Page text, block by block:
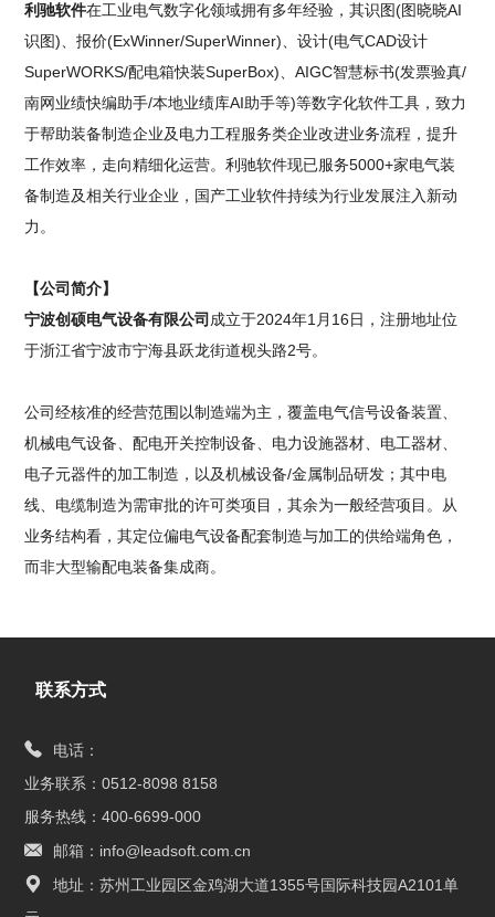
利驰软件在工业电气数字化领域拥有多年经验，其识图(图晓晓AI
识图)、报价(ExWinner/SuperWinner)、设计(电气CAD设计
SuperWORKS/配电箱快装SuperBox)、AIGC智慧标书(发票验真/
南网业绩快编助手/本地业绩库AI助手等)等数字化软件工具，致力
于帮助装备制造企业及电力工程服务类企业改进业务流程，提升
工作效率，走向精细化运营。利驰软件现已服务5000+家电气装
备制造及相关行业企业，国产工业软件持续为行业发展注入新动
力。
【公司简介】
宁波创硕电气设备有限公司 成立于2024年1月16日，注册地址位
于浙江省宁波市宁海县跃龙街道枧头路2号。
公司经核准的经营范围以制造端为主，覆盖电气信号设备装置、
机械电气设备、配电开关控制设备、电力设施器材、电工器材、
电子元器件的加工制造，以及机械设备/金属制品研发；其中电
线、电缆制造为需审批的许可类项目，其余为一般经营项目。从
业务结构看，其定位偏电气设备配套制造与加工的供给端角色，
而非大型输配电装备集成商。
联系方式
电话：
业务联系：0512-8098 8158
服务热线：400-6699-000
邮箱：info@leadsoft.com.cn
地址：苏州工业园区金鸡湖大道1355号国际科技园A2101单